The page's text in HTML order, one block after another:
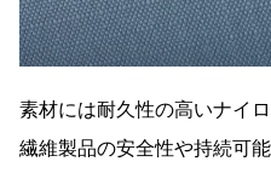
素材には耐久性の高いナイ
繊維製品の安全性や持続可